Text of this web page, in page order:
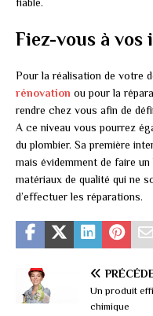
fiable.
Fiez-vous à vos
Pour la réalisation de votre
rénovation ou pour la
rendre chez vous afin de
A ce niveau vous pourrez
du plombier. Sa première
mais évidemment de faire
matériaux de qualité qui ne
d’effectuer les réparations.
Un produit
chimique